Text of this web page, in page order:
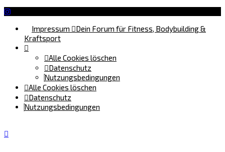
Impressum
Dein Forum für Fitness, Bodybuilding &
Kraftsport
Alle Cookies löschen
Datenschutz
Nutzungsbedingungen
Alle Cookies löschen
Datenschutz
Nutzungsbedingungen